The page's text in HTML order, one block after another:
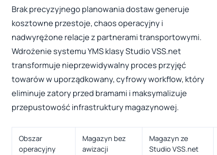
Brak precyzyjnego planowania dostaw generuje
kosztowne przestoje, chaos operacyjny i
nadwyrężone relacje z partnerami transportowymi.
Wdrożenie systemu YMS klasy Studio VSS.net
transformuje nieprzewidywalny proces przyjęć
towarów w uporządkowany, cyfrowy workflow, który
eliminuje zatory przed bramami i maksymalizuje
przepustowość infrastruktury magazynowej.
Obszar
operacyjny
Magazyn bez
awizacji
Magazyn ze
Studio VSS.net